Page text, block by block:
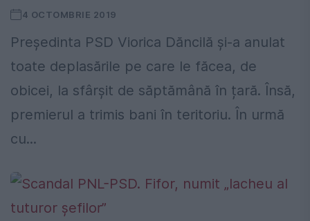
4 OCTOMBRIE 2019
Președinta PSD Viorica Dăncilă și-a anulat
toate deplasările pe care le făcea, de
obicei, la sfârșit de săptămână în țară. Însă,
premierul a trimis bani în teritoriu. În urmă
cu...